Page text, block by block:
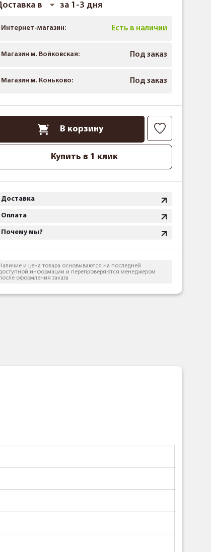
в за 1-3 дня
Интернет-магазин: Есть в наличии
Магазин м. Войковская: Под заказ
Магазин м. Коньково: Под заказ
В корзину
Купить в 1 клик
Доставка
Оплата
Почему мы?
Наличие и цена товара основываются на последней
информации и перепроверяются менеджером
оформления заказа